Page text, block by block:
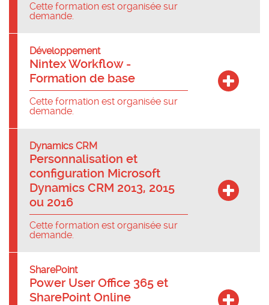
Cette formation est organisée sur
demande.
Développement
Nintex Workflow -
Formation de base
Cette formation est organisée sur
demande.
Dynamics CRM
Personnalisation et
configuration Microsoft
Dynamics CRM 2013, 2015
ou 2016
Cette formation est organisée sur
demande.
SharePoint
Power User Office 365 et
SharePoint Online